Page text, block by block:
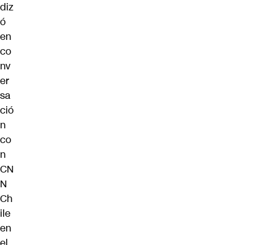
diz
ó
en
co
nv
er
sa
ció
n
co
n
CN
N
Ch
ile
en